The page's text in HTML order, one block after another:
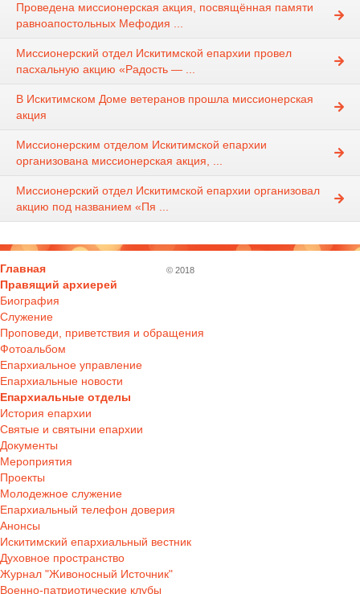
Проведена миссионерская акция, посвящённая памяти
равноапостольных Мефодия ...
Миссионерский отдел Искитимской епархии провел
пасхальную акцию «Радость — ...
В Искитимском Доме ветеранов прошла миссионерская
акция
Миссионерским отделом Искитимской епархии
организована миссионерская акция, ...
Миссионерский отдел Искитимской епархии организовал
акцию под названием «Пя ...
Главная
Правящий архиерей
Биография
Служение
Проповеди, приветствия и обращения
Фотоальбом
Епархиальное управление
Епархиальные новости
Епархиальные отделы
История епархии
Святые и святыни епархии
Документы
Мероприятия
Проекты
Молодежное служение
Епархиальный телефон доверия
Анонсы
Искитимский епархиальный вестник
Духовное пространство
Журнал "Живоносный Источник"
Военно-патриотические клубы
© 2018